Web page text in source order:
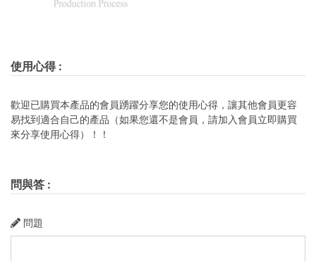
使用心得:
歡迎已購買本產品的會員踴躍分享您的使用心得，讓其他會員更容
易找到適合自己的產品（如果您還不是會員，請加入會員立即購買
來分享使用心得）！！
問與答 :
問題